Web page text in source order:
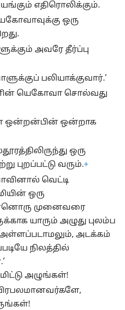
எதிரொலிக்கும்.
ஒரு
அவரே தீர்ப்பு
பலியாக்குவார்.’
யெகோவா சொல்வது
ஒன்றன்பின் ஒன்றாக
ஒரு
புறப்பட்டு வரும்.+
வெட்டி
ஒரு
முனைவரை
யாரும் அழுது புலம்ப
அடக்கம்
நிலத்தில்
அழுங்கள்!